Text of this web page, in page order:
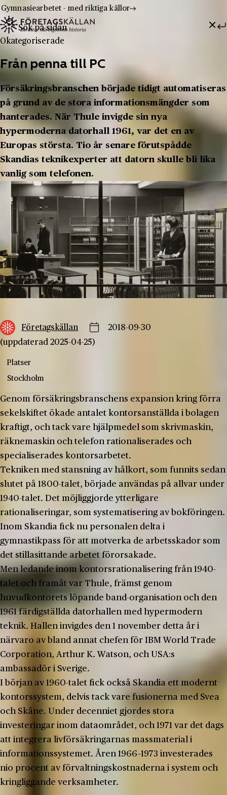
Hoppa till innehåll
Till innehåll
Gymnasiearbetet - med riktiga källor
Sök efter:
Okategoriserade
Från penna till PC
Försäkringsbranschen började tidigt automatiseras
på grund av de stora informationsmängder som
hanterades. När Thule invigde sin nya
hypermoderna datorhall 1961, var det en av
Europas största. Tio år senare förutspådde
Skandias teknikexperter att datorn skulle bli lika
vanlig som telefonen.
Företagskällan
2018-09-30
(uppdaterad 2025-04-25)
Platser
Stockholm
Genom försäkringsbranschens expansion kring förra
sekelskiftet ökade antalet kontorsanställda i bolagen
kraftigt, och tack vare hjälpmedel som skrivmaskin,
räknemaskin och telefon rationaliserades och
specialiserades kontorsarbetet.
Tekniken med stansning av hålkort, som funnits sedan
slutet på 1800-talet, började användas på allvar under
1940-talet. Det möjliggjorde ytterligare
rationaliseringar, som systematisering av bokföringen.
Inom Skandia fick nu personalen delta i
gymnastikpass för att motverka de arbetsskador som
det stillasittande arbetet förorsakade.
Men ledande inom kontorsrationalisering från 1940-
talet och framåt var Thule, främst genom
huvudkontorets löpande band-organisation och den
1961 färdigställda datorhallen med hypermodern
teknik. Hallen invigdes den 1 november detta år i
närvaro av bland annat chefen för IBM World Trade
Corporation, Arthur K. Watson, och USA:s
ambassadör i Sverige.
I början av 1960-talet fick också Skandia ett modernt
kontorssystem, delvis tack vare fusionerna med Svea
och Skåne. Under decenniet gjordes stora
investeringar inom dataområdet, och 1971 var det dags
att integrera livförsäkringarnas massmaterial i
informationssystemet. Åren 1966–1973 investerades
nio procent av förvaltningskostnaderna i system och
kringliggande verksamheter.